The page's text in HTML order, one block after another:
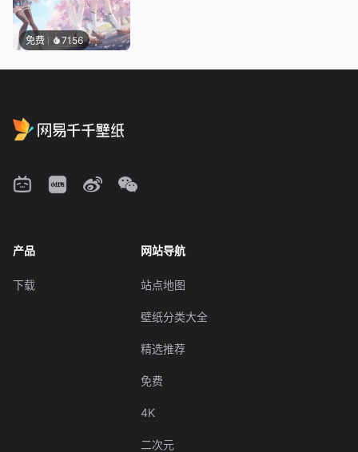
免费 7156
产品
下载
网站导航
站点地图
壁纸分类大全
精选推荐
免费
4K
二次元